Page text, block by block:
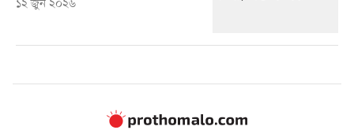
১২ জুন ২০২৬